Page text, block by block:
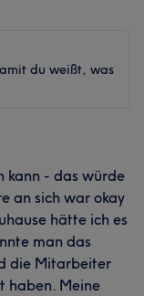
du weißt, was
kann - das würde
an sich war okay
hätte ich es
man das
die Mitarbeiter
haben. Meine